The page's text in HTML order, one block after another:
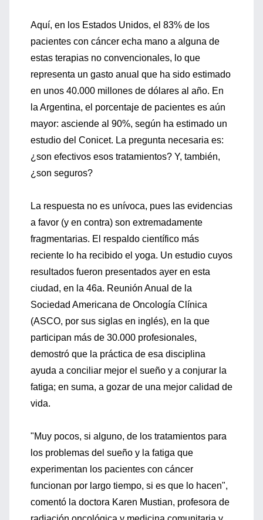
Aquí, en los Estados Unidos, el 83% de los
pacientes con cáncer echa mano a alguna de
estas terapias no convencionales, lo que
representa un gasto anual que ha sido estimado
en unos 40.000 millones de dólares al año. En
la Argentina, el porcentaje de pacientes es aún
mayor: asciende al 90%, según ha estimado un
estudio del Conicet. La pregunta necesaria es:
¿son efectivos esos tratamientos? Y, también,
¿son seguros?
La respuesta no es unívoca, pues las evidencias
a favor (y en contra) son extremadamente
fragmentarias. El respaldo científico más
reciente lo ha recibido el yoga. Un estudio cuyos
resultados fueron presentados ayer en esta
ciudad, en la 46a. Reunión Anual de la
Sociedad Americana de Oncología Clínica
(ASCO, por sus siglas en inglés), en la que
participan más de 30.000 profesionales,
demostró que la práctica de esa disciplina
ayuda a conciliar mejor el sueño y a conjurar la
fatiga; en suma, a gozar de una mejor calidad de
vida.
"Muy pocos, si alguno, de los tratamientos para
los problemas del sueño y la fatiga que
experimentan los pacientes con cáncer
funcionan por largo tiempo, si es que lo hacen",
comentó la doctora Karen Mustian, profesora de